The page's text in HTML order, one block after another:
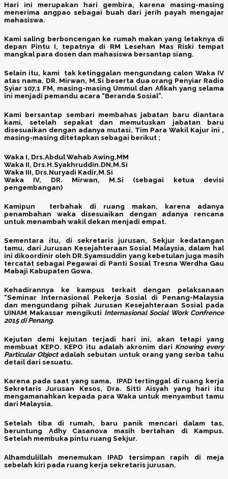
Hari ini merupakan hari gembira, karena masing-masing
menerima angpao sebagai buah dari jerih payah mengajar
mahasiswa.
Kami saling berboncengan ke rumah makan yang letaknya di
depan Pintu I, tepatnya di RM Lesehan Mas Riski tempat
mangkal para dosen dan mahasiswa bersantap siang.
Selain itu, kami tak ketinggalan mengundang calon Waka IV
atas nama, DR. Mirwan, M.Si beserta dua orang Penyiar Radio
Syiar 107,1 FM, masing-masing Ummul dan Afikah yang selama
ini menjadi pemandu acara “Beranda Sosial”.
Kami bersantap sembari membahas jabatan baru diantara
kami, setelah sepakat dan memutuskan jabatan baru
disesuaikan dengan adanya mutasi, Tim Para Wakil Kajur ini ,
masing-masing ditetapkan sebagai berikut ;
Waka I, Drs.Abdul Wahab Awing,MM
Waka II, Drs.H.Syakhruddin.DN,M.Si
Waka III, Drs.Nuryadi Kadir,M.Si
Waka IV, DR. Mirwan, M.Si (sebagai ketua devisi
pengembangan)
Kamipun terbahak di ruang makan, karena adanya
penambahan waka disesuaikan dengan adanya rencana
untuk menambah wakil dekan menjadi empat.
Sementara itu, di sekretaris jurusan, Sekjur kedatangan
tamu, dari Jurusan Kesejahteraan Sosial Malaysia, dalam hal
ini dikoordinir oleh DR.Syamsuddin yang kebetulan juga masih
tercatat sebagai Pegawai di Panti Sosial Tresna Werdha Gau
Mabaji Kabupaten Gowa.
Kehadirannya ke kampus terkait dengan pelaksanaan
“Seminar Internasional Pekerja Sosial di Penang-Malaysia
dan mengundang pihak Jurusan Kesejahteraan Sosial pada
UINAM Makassar mengikuti Internasional Social Work Confrence
2015 di Penang.
Kejutan demi kejutan terjadi hari ini, akan tetapi yang
membuat KEPO. KEPO itu adalah akronim dari Knowing every
Particular Objectadalah sebutan untuk orang yang serba tahu
detail dari sesuatu.
Karena pada saat yang sama, IPAD tertinggal di ruang kerja
Sekretaris Jurusan Kesos, Dra. Sitti Aisyah yang hari itu
mengamanahkan kepada para Waka untuk menyambut tamu
dari Malaysia.
Setelah tiba di rumah, baru panik mencari dalam tas,
beruntung Adhy Casanova masih bertahan di Kampus.
Setelah membuka pintu ruang Sekjur.
Alhamdulillah menemukan IPAD tersimpan rapih di meja
sebelah kiri pada ruang kerja sekretaris jurusan.